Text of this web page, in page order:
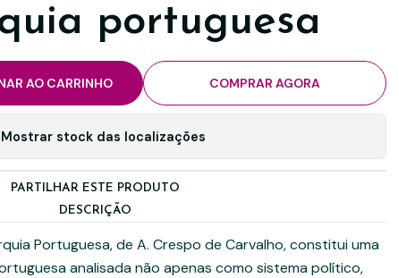
portuguesa
AO CARRINHO COMPRAR AGORA
Mostrar stock das localizações
PARTILHAR ESTE PRODUTO
DESCRIÇÃO
Portuguesa, de A. Crespo de Carvalho, constitui uma
analisada não apenas como sistema político,